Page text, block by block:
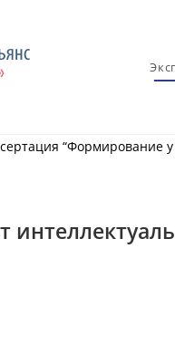
“Формирование